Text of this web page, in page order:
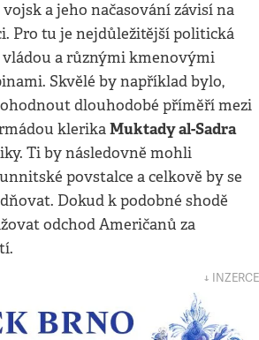
a jeho načasování závisí na
Pro tu je nejdůležitější politická
vládou a různými kmenovými
Skvělé by například bylo,
dlouhodobé příměří mezi
klerikaMuktady al-Sadra
Ti by následovně mohli
povstalce a celkově by se
Dokud k podobné shodě
odchod Američanů za
↓ INZERCE